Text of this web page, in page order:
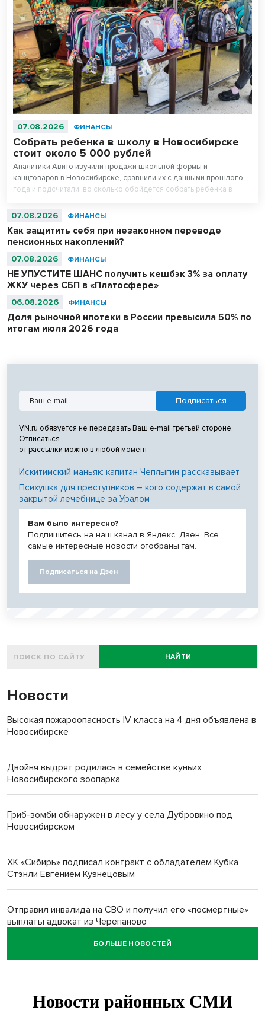
07.08.2026 ФИНАНСЫ
Собрать ребенка в школу в Новосибирске
стоит около 5 000 рублей
Аналитики Авито изучили продажи школьной формы и
канцтоваров в Новосибирске, сравнили их с данными прошлого
года и подсчитали, во сколько обойдется собрать ребенка в
стоит на треть дешевле новой, а канцтовары — в два раза.
07.08.2026 ФИНАНСЫ
Как защитить себя при незаконном переводе
пенсионных накоплений?
07.08.2026 ФИНАНСЫ
НЕ УПУСТИТЕ ШАНС получить кешбэк 3% за оплату
ЖКУ через СБП в «Платосфере»
06.08.2026 ФИНАНСЫ
Доля рыночной ипотеки в России превысила 50% по
итогам июля 2026 года
VN.ru обязуется не передавать Ваш e-mail третьей стороне.
Отписаться
от рассылки можно в любой момент
Искитимский маньяк: капитан Чеплыгин рассказывает
Психушка для преступников – кого содержат в самой
закрытой лечебнице за Уралом
Вам было интересно?
Подпишитесь на наш канал в Яндекс. Дзен. Все
самые интересные новости отобраны там.
Подписаться на Дзен
НАЙТИ
Новости
Высокая пожароопасность IV класса на 4 дня объявлена в
Новосибирске
Двойня выдрят родилась в семействе куньих
Новосибирского зоопарка
Гриб-зомби обнаружен в лесу у села Дубровино под
Новосибирском
ХК «Сибирь» подписал контракт с обладателем Кубка
Стэнли Евгением Кузнецовым
Отправил инвалида на СВО и получил его «посмертные»
выплаты адвокат из Черепаново
Андрей Травников поздравил новосибирцев с
Ученики новосибирского лицея победили в
БОЛЬШЕ НОВОСТЕЙ